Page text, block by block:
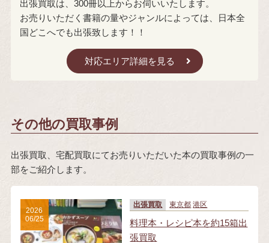
出張買取は、300冊以上からお伺いいたします。
お売りいただく書籍の量やジャンルによっては、日本全
国どこへでも出張致します！！
対応エリア詳細を見る
その他の買取事例
出張買取、宅配買取にてお売りいただいた本の買取事例の一
部をご紹介します。
出張買取 東京都 港区
料理本・レシピ本を約15箱出
張買取
2026
06/25